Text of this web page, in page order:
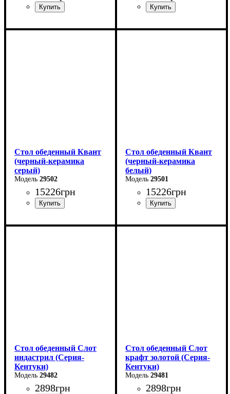
Длина - 90 см
Длина - 80 см
Стол обеденный Квант
(черный-керамика
серый)
29502
15226грн
Длина - 160 (+60) см
Стол обеденный Квант
(черный-керамика
белый)
29501
15226грн
Длина - 160 (+60) см
Стол обеденный Слот
индастрил (Серия-
Кентуки)
29482
2898грн
Стол обеденный Слот
крафт золотой (Серия-
Кентуки)
29481
2898грн